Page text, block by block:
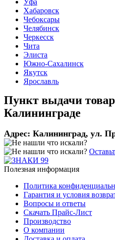
Хабаровск
Чебоксары
Челябинск
Черкесск
Чита
Элиста
Южно-Сахалинск
Якутск
Ярославль
Пункт выдачи
Калининграде
Адрес: Калининград, ул.
Полезная информация
Политика
Гарантия и условия
Вопросы и ответы
Скачать Прайс-Лист
Производство
О компании